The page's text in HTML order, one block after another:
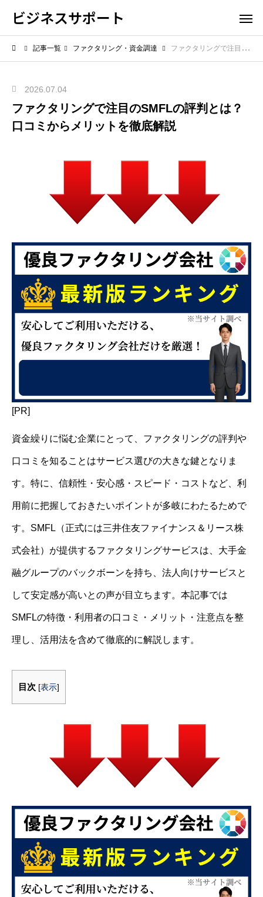
ビジネスサポート
記事一覧 ファクタリング・資金調達 ファクタリングで注目のSMFLの評判とは？口コミからメリットを徹底解説
2026.07.04
ファクタリングで注目のSMFLの評判とは？
口コミからメリットを徹底解説
[PR]
資金繰りに悩む企業にとって、ファクタリングの評判や
口コミを知ることはサービス選びの大きな鍵となりま
す。特に、信頼性・安心感・スピード・コストなど、利
用前に把握しておきたいポイントが多岐にわたるためで
す。SMFL（正式には三井住友ファイナンス＆リース株
式会社）が提供するファクタリングサービスは、大手金
融グループのバックボーンを持ち、法人向けサービスと
して安定感が高いとの声が目立ちます。本記事では
SMFLの特徴・利用者の口コミ・メリット・注意点を整
理し、活用法を含めて徹底的に解説します。
目次 [表示]